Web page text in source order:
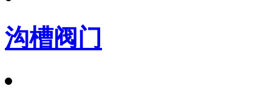
沟槽阀门